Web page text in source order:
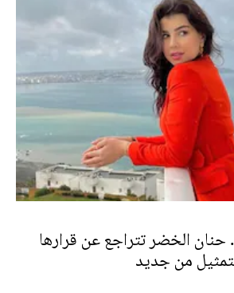
حنان الخضر تتراجع عن قرارها
من جديد